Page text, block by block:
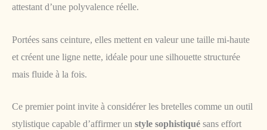
attestant d’une polyvalence réelle.
Portées sans ceinture, elles mettent en valeur une taille mi-haute
et créent une ligne nette, idéale pour une silhouette structurée
mais fluide à la fois.
Ce premier point invite à considérer les bretelles comme un outil
stylistique capable d’affirmer un style sophistiqué sans effort